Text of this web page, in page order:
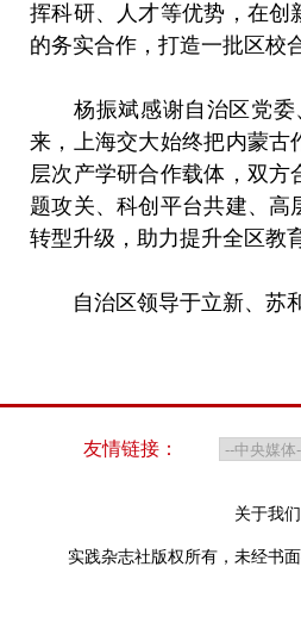
挥科研、人才等优势，在创
的务实合作，打造一批区校
杨振斌感谢自治区党委
来，上海交大始终把内蒙古
层次产学研合作载体，双
题攻关、科创平台共建、
转型升级，助力提升全区教
自治区领导于立新、苏
友情链接：
关于我们
实践杂志社版权所有，未经书